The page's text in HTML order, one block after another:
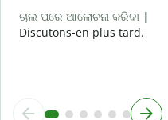
ଚାଲ ପରେ ଆଲୋଚନା କରିବା |
Discutons-en plus tard.